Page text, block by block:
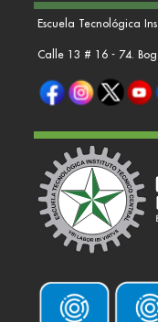
Escuela Tecnológica
Calle 13 # 16 - 74.